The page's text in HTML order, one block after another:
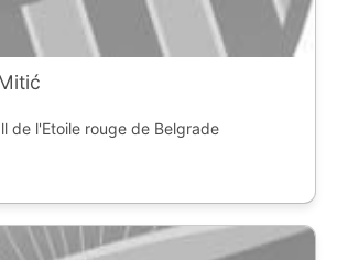
de l'Etoile rouge de Belgrade